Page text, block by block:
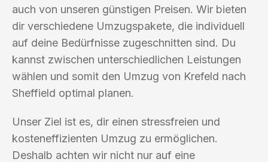
auch von unseren günstigen Preisen. Wir bieten
dir verschiedene Umzugspakete, die individuell
auf deine Bedürfnisse zugeschnitten sind. Du
kannst zwischen unterschiedlichen Leistungen
wählen und somit den Umzug von Krefeld nach
Sheffield optimal planen.
Unser Ziel ist es, dir einen stressfreien und
kosteneffizienten Umzug zu ermöglichen.
Deshalb achten wir nicht nur auf eine